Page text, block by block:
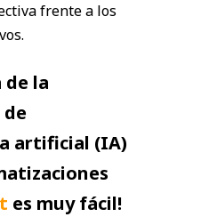
frente a los
de la
artificial (IA)
es muy fácil!